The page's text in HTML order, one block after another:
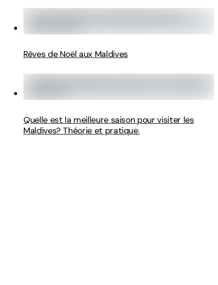
Rêves de Noël aux Maldives
Quelle est la meilleure saison pour visiter les
Maldives? Théorie et pratique.